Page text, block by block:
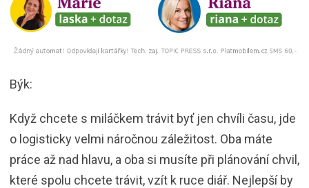
Býk:
Když chcete s miláčkem trávit byť jen chvíli času, jde
o logisticky velmi náročnou záležitost. Oba máte
práce až nad hlavu, a oba si musíte při plánování chvil,
které spolu chcete trávit, vzít k ruce diář. Nejlepší by